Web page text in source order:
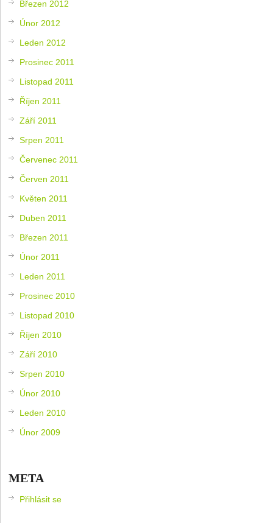
Březen 2012
Únor 2012
Leden 2012
Prosinec 2011
Listopad 2011
Říjen 2011
Září 2011
Srpen 2011
Červenec 2011
Červen 2011
Květen 2011
Duben 2011
Březen 2011
Únor 2011
Leden 2011
Prosinec 2010
Listopad 2010
Říjen 2010
Září 2010
Srpen 2010
Únor 2010
Leden 2010
Únor 2009
META
Přihlásit se